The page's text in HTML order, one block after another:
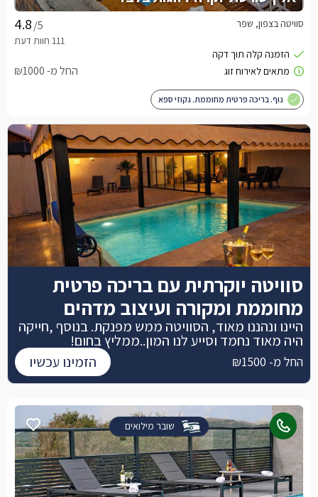
/5 סוויטה בצפון, שפר
החל מ- ₪1000
נוף. בריכה פרטית מחוממת. גקוזי ספא
שובר מילואים
סוויטה יוקרתית עם בריכה פרטית
מחוממת ומקורה ועיצוב מדהים
היינו ונהננו מאוד, הסוויטה ממש מפנקת. בנוסף ,חייקה
היה מאוד נחמד וסייע לנו המון..ממליץ בחום!
החל מ- ₪1500 הזמינו עכשיו